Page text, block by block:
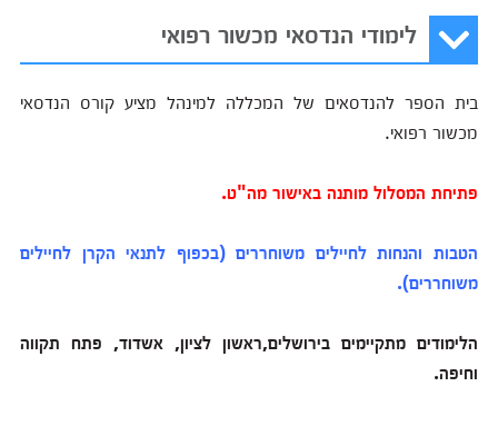
לימודי הנדסאי מכשור רפואי
בית הספר להנדסאים של המכללה למינהל מציע קורס הנדסאי
מכשור רפואי.
פתיחת המסלול מותנה באישור מה"ט.
הטבות והנחות לחיילים משוחררים (בכפוף לתנאי הקרן לחיילים
משוחררים).
הלימודים מתקיימים בירושלים,ראשון לציון, אשדוד, פתח תקווה
וחיפה.